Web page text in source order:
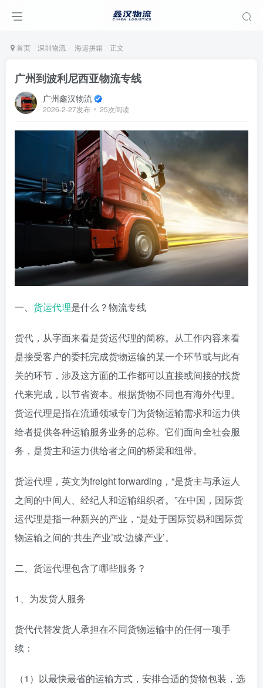
首页 深圳物流 海运拼箱 正文
广州到波利尼西亚物流专线
广州鑫汉物流
2026-2-27发布 25次阅读
一、 货运代理是什么？物流专线
货代，从字面来看是货运代理的简称。从工作内容来看
是接受客户的委托完成货物运输的某一个环节或与此有
关的环节，涉及这方面的工作都可以直接或间接的找货
代来完成，以节省资本。根据货物不同也有海外代理。
货运代理是指在流通领域专门为货物运输需求和运力供
给者提供各种运输服务业务的总称。它们面向全社会服
务，是货主和运力供给者之间的桥梁和纽带。
货运代理，英文为freight forwarding，“是货主与承运人
之间的中间人、经纪人和运输组织者。”在中国，国际货
运代理是指一种新兴的产业，“是处于国际贸易和国际货
物运输之间的‘共生产业’或‘边缘产业’。
二、货运代理包含了哪些服务？
1、为发货人服务
货代代替发货人承担在不同货物运输中的任何一项手
续：
（1）以最快最省的运输方式，安排合适的货物包装，选